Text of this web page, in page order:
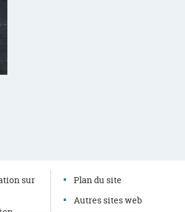
sur
Plan du site
Autres sites web